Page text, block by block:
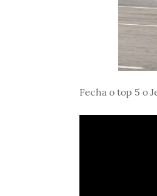
Fecha o top 5 o